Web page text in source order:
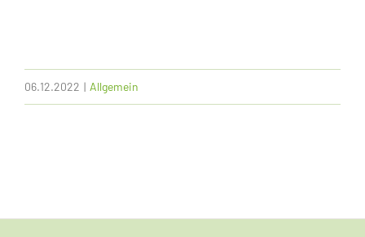
06.12.2022 | Allgemein